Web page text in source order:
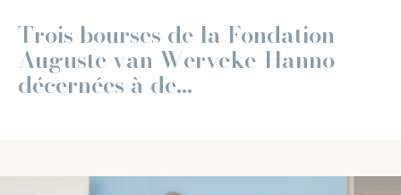
Trois bourses de la Fondation
Auguste van Werveke-Hanno
décernées à de...